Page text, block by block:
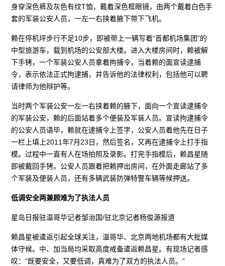
身穿深色裤及灰色有纹T恤，戴着深色框眼镜，由两个戴着白色手
套的军装公安人员，一左一右挟着腋下带下飞机。
赖在停机坪步行不足10步，即被带上一辆写着“首都机场集团”的
中型旅游车，载到机场的公安部大楼。进入大楼房间时，赖被解
下手铐，一个军装公安人员拿着拘捕令，当着赖的面宣读逮捕
令，表示依法正式拘逮捕，并告诉他的法律权利，包括他可以聘
请律师为他辩护等。
当时两个军装公安一左一右挟着赖的腋下，面向一个宣读逮捕令
的军装公安，赖的后面站着多个便装及军装人员。宣读拘逮捕令
的公安人员语毕，赖就在逮捕令上签字，公安人员着他先在日子
一栏上填上2011年7月23日，然后签名，又再在逮捕令上打手指
模。过程中一直有人在场拍照及录影。打完手指模后，赖昌星随
即被戴回手铐。公安人员跟着把赖押出房间，在外面走廊站了多
个军装及便装人员，还有多辆武装防弹特警车辆等候押送。
低调安全两兼顾难为了执法人员
星岛日报驻温哥华记者邹治国/驻北京记者杨俊源报道
赖昌星被遣返引起全球关注，温哥华、北京两地机场都有大批媒
体守候。中、加当局均采取高度戒备遣返赖昌星。有现场记者感
叹：“既要安全，又要低调，真难为了双方的执法人员。”